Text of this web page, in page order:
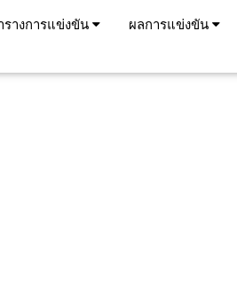
รางการแข่งขัน ผลการแข่งขัน